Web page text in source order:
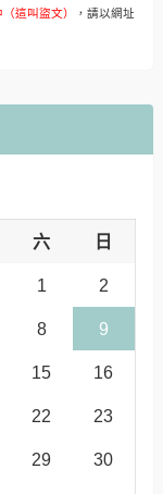
這叫盜文） ，請以網址
六 日
1 2
8 9
15 16
22 23
29 30